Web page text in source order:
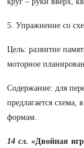
5. Упражнение со
Цель: развитие
моторное
Содержание: для
предлагается схема,
формам.
14 сл. «Двойная